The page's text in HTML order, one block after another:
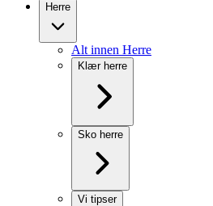
Herre
Alt innen Herre
Klær herre
Sko herre
Vi tipser